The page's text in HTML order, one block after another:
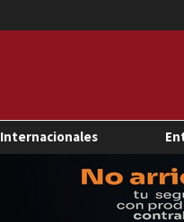
Internacionales